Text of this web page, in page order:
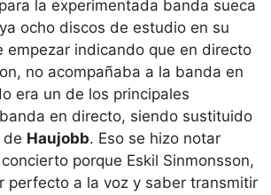
la experimentada banda sueca
ocho discos de estudio en su
empezar indicando que en directo
no acompañaba a la banda en
era un de los principales
en directo, siendo sustituido
de Haujobb. Eso se hizo notar
porque Eskil Sinmonsson,
perfecto a la voz y saber transmitir